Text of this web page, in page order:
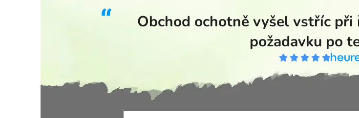
Obchod ochotně vyšel vstříc
požadavku po